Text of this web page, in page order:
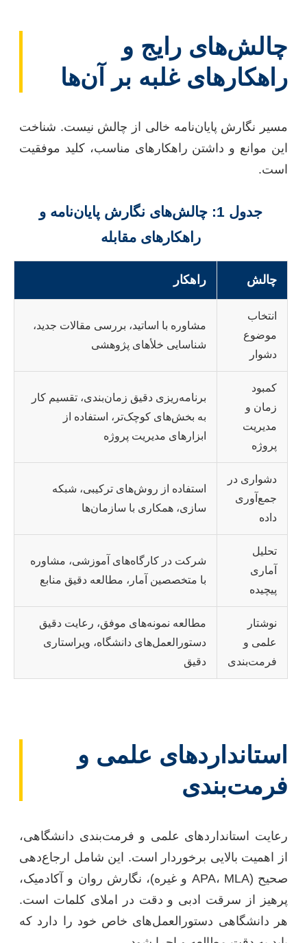
چالش‌های رایج و
راهکارهای غلبه بر آن‌ها
مسیر نگارش پایان‌نامه خالی از چالش نیست. شناخت
این موانع و داشتن راهکارهای مناسب، کلید موفقیت
است.
جدول 1: چالش‌های نگارش پایان‌نامه و
راهکارهای مقابله
چالش راهکار
انتخاب
موضوع
دشوار
مشاوره با اساتید، بررسی مقالات جدید،
شناسایی خلأهای پژوهشی
کمبود
زمان و
مدیریت
پروژه
برنامه‌ریزی دقیق زمان‌بندی، تقسیم کار
به بخش‌های کوچک‌تر، استفاده از
ابزارهای مدیریت پروژه
دشواری در
جمع‌آوری
داده
استفاده از روش‌های ترکیبی، شبکه
سازی، همکاری با سازمان‌ها
تحلیل
آماری
پیچیده
شرکت در کارگاه‌های آموزشی، مشاوره
با متخصصین آمار، مطالعه دقیق منابع
نوشتار
علمی و
فرمت‌بندی
مطالعه نمونه‌های موفق، رعایت دقیق
دستورالعمل‌های دانشگاه، ویراستاری
دقیق
استانداردهای علمی و
فرمت‌بندی
رعایت استانداردهای علمی و فرمت‌بندی دانشگاهی،
از اهمیت بالایی برخوردار است. این شامل ارجاع‌دهی
صحیح (APA، MLA و غیره)، نگارش روان و آکادمیک،
پرهیز از سرقت ادبی و دقت در املای کلمات است.
هر دانشگاهی دستورالعمل‌های خاص خود را دارد که